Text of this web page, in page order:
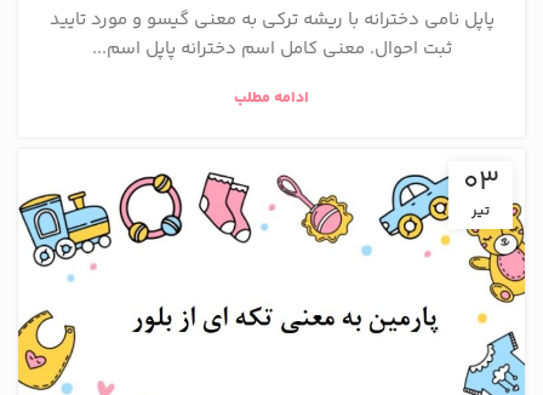
پاپل نامی دخترانه با ریشه ترکی به معنی گیسو و مورد تایید
ثبت احوال. معنی کامل اسم دخترانه پاپل اسم...
ادامه مطلب
03
تیر